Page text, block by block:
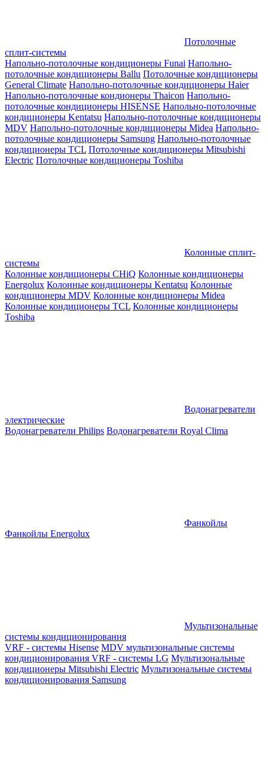
Потолочные
сплит-системы
Напольно-потолочные кондиционеры Funai Напольно-
потолочные кондиционеры Ballu Потолочные кондиционеры
General Climate Напольно-потолочные кондиционеры Haier
Напольно-потолочные кондионеры Thaicon Напольно-
потолочные кондиционеры HISENSE Напольно-потолочные
кондиционеры Kentatsu Напольно-потолочные кондиционеры
MDV Напольно-потолочные кондиционеры Midea Напольно-
потолочные кондиционеры Samsung Напольно-потолочные
кондиционеры TCL Потолочные кондиционеры Mitsubishi
Electric Потолочные кондиционеры Toshiba
Колонные сплит-
системы
Колонные кондиционеры CHiQ Колонные кондиционеры
Energolux Колонные кондиционеры Kentatsu Колонные
кондиционеры MDV Колонные кондиционеры Midea
Колонные кондиционеры TCL Колонные кондиционеры
Toshiba
Водонагреватели
электрические
Водонагреватели Philips Водонагреватели Royal Clima
Фанкойлы
Фанкойлы Energolux
Мультизональные
системы кондиционирования
VRF - системы Hisense MDV мультизональные системы
кондиционирования VRF - системы LG Мультизональные
кондиционеры Mitsubishi Electric Мультизональные системы
кондиционирования Samsung